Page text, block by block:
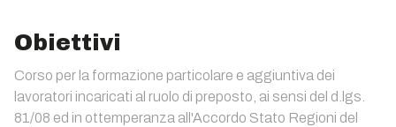
Obiettivi
Corso per la formazione particolare e aggiuntiva dei
lavoratori incaricati al ruolo di preposto, ai sensi del d.lgs.
81/08 ed in ottemperanza all'Accordo Stato Regioni del